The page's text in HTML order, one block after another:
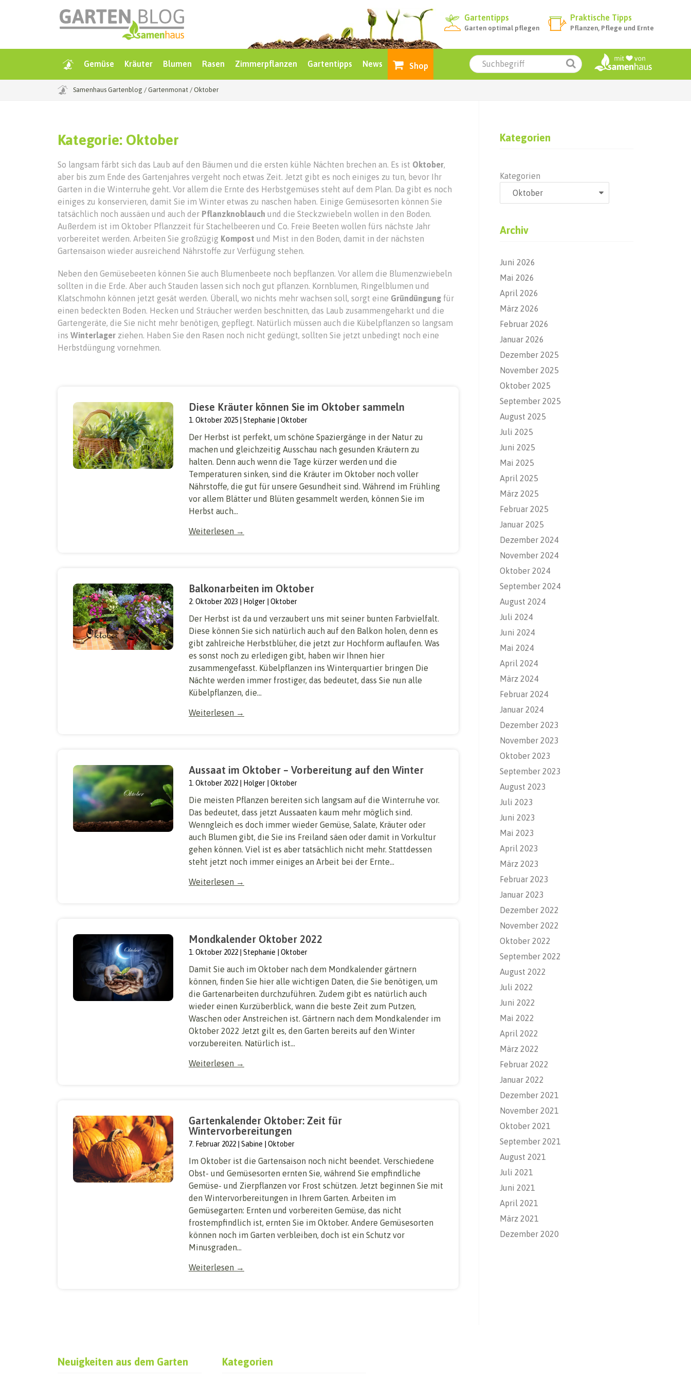
Gartentipps
Garten optimal pflegen
Praktische Tipps
Pflanzen, Pflege und Ernte
Gemüse Kräuter Blumen Rasen Zimmerpflanzen Gartentipps News Shop
Samenhaus Gartenblog / Gartenmonat / Oktober
Kategorie: Oktober
So langsam färbt sich das Laub auf den Bäumen und die ersten kühle Nächten brechen an. Es ist Oktober
aber bis zum Ende des Gartenjahres vergeht noch etwas Zeit. Jetzt gibt es noch einiges zu tun, bevor Ihr
Garten in die Winterruhe geht. Vor allem die Ernte des Herbstgemüses steht auf dem Plan. Da gibt es noch
einiges zu konservieren, damit Sie im Winter etwas zu naschen haben. Einige Gemüsesorten können Sie
tatsächlich noch aussäen und auch der Pflanzknoblauch und die Steckzwiebeln wollen in den Boden.
Außerdem ist im Oktober Pflanzzeit für Stachelbeeren und Co. Freie Beeten wollen fürs nächste Jahr
vorbereitet werden. Arbeiten Sie großzügig Kompost und Mist in den Boden, damit in der nächsten
Gartensaison wieder ausreichend Nährstoffe zur Verfügung stehen.
Neben den Gemüsebeeten können Sie auch Blumenbeete noch bepflanzen. Vor allem die Blumenzwiebeln
sollten in die Erde. Aber auch Stauden lassen sich noch gut pflanzen. Kornblumen, Ringelblumen und
Klatschmohn können jetzt gesät werden. Überall, wo nichts mehr wachsen soll, sorgt eine Gründüngung für
einen bedeckten Boden. Hecken und Sträucher werden beschnitten, das Laub zusammengeharkt und die
Gartengeräte, die Sie nicht mehr benötigen, gepflegt. Natürlich müssen auch die Kübelpflanzen so langsam
ins Winterlager ziehen. Haben Sie den Rasen noch nicht gedüngt, sollten Sie jetzt unbedingt noch eine
Herbstdüngung vornehmen.
Diese Kräuter können Sie im Oktober sammeln
1. Oktober 2025 Stephanie Oktober
Der Herbst ist perfekt, um schöne Spaziergänge in der Natur zu
machen und gleichzeitig Ausschau nach gesunden Kräutern zu
halten. Denn auch wenn die Tage kürzer werden und die
Temperaturen sinken, sind die Kräuter im Oktober noch voller
Nährstoffe, die gut für unsere Gesundheit sind. Während im Frühling
vor allem Blätter und Blüten gesammelt werden, können Sie im
Herbst auch...
Weiterlesen →
Balkonarbeiten im Oktober
2. Oktober 2023 Holger Oktober
Der Herbst ist da und verzaubert uns mit seiner bunten Farbvielfalt.
Diese können Sie sich natürlich auch auf den Balkon holen, denn es
gibt zahlreiche Herbstblüher, die jetzt zur Hochform auflaufen. Was
es sonst noch zu erledigen gibt, haben wir Ihnen hier
zusammengefasst. Kübelpflanzen ins Winterquartier bringen Die
Nächte werden immer frostiger, das bedeutet, dass Sie nun alle
Kübelpflanzen, die...
Weiterlesen →
Aussaat im Oktober – Vorbereitung auf den Winter
1. Oktober 2022 Holger Oktober
Die meisten Pflanzen bereiten sich langsam auf die Winterruhe vor.
Das bedeutet, dass jetzt Aussaaten kaum mehr möglich sind.
Wenngleich es doch immer wieder Gemüse, Salate, Kräuter oder
auch Blumen gibt, die Sie ins Freiland säen oder damit in Vorkultur
gehen können. Viel ist es aber tatsächlich nicht mehr. Stattdessen
steht jetzt noch immer einiges an Arbeit bei der Ernte...
Weiterlesen →
Mondkalender Oktober 2022
1. Oktober 2022 Stephanie Oktober
Damit Sie auch im Oktober nach dem Mondkalender gärtnern
können, finden Sie hier alle wichtigen Daten, die Sie benötigen, um
die Gartenarbeiten durchzuführen. Zudem gibt es natürlich auch
wieder einen Kurzüberblick, wann die beste Zeit zum Putzen,
Waschen oder Anstreichen ist. Gärtnern nach dem Mondkalender im
Oktober 2022 Jetzt gilt es, den Garten bereits auf den Winter
vorzubereiten. Natürlich ist...
Weiterlesen →
Gartenkalender Oktober: Zeit für
Wintervorbereitungen
7. Februar 2022 Sabine Oktober
Im Oktober ist die Gartensaison noch nicht beendet. Verschiedene
Obst- und Gemüsesorten ernten Sie, während Sie empfindliche
Gemüse- und Zierpflanzen vor Frost schützen. Jetzt beginnen Sie mit
den Wintervorbereitungen in Ihrem Garten. Arbeiten im
Gemüsegarten: Ernten und vorbereiten Gemüse, das nicht
frostempfindlich ist, ernten Sie im Oktober. Andere Gemüsesorten
können noch im Garten verbleiben, doch ist ein Schutz vor
Minusgraden...
Weiterlesen →
Kategorien
Kategorien
Archiv
Juni 2026
Mai 2026
April 2026
März 2026
Februar 2026
Januar 2026
Dezember 2025
November 2025
Oktober 2025
September 2025
August 2025
Juli 2025
Juni 2025
Mai 2025
April 2025
März 2025
Februar 2025
Januar 2025
Dezember 2024
November 2024
Oktober 2024
September 2024
August 2024
Juli 2024
Juni 2024
Mai 2024
April 2024
März 2024
Februar 2024
Januar 2024
Dezember 2023
November 2023
Oktober 2023
September 2023
August 2023
Juli 2023
Juni 2023
Mai 2023
April 2023
März 2023
Februar 2023
Januar 2023
Dezember 2022
November 2022
Oktober 2022
September 2022
August 2022
Juli 2022
Juni 2022
Mai 2022
April 2022
März 2022
Februar 2022
Januar 2022
Dezember 2021
November 2021
Oktober 2021
September 2021
August 2021
Juli 2021
Juni 2021
April 2021
März 2021
Dezember 2020
Neuigkeiten aus dem Garten Kategorien